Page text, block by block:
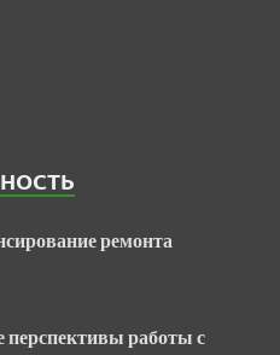
ремонта
перспективы работы с